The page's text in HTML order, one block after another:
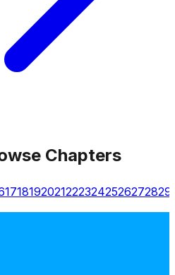
Chapters
17181920212223242526272829